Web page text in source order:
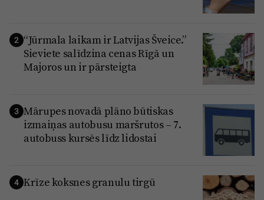
2 “Jūrmala laikam ir Latvijas Šveice.”
Sieviete salīdzina cenas Rīgā un
Majoros un ir pārsteigta
3 Mārupes novadā plāno būtiskas
izmaiņas autobusu maršrutos – 7.
autobuss kursēs līdz lidostai
4 Krīze koksnes granulu tirgū